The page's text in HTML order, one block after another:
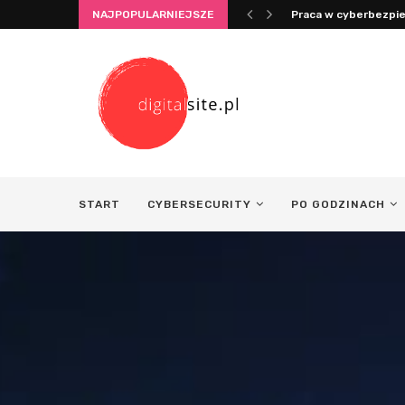
NAJPOPULARNIEJSZE Integracja życia i
START CYBERSECURITY PO GODZINACH